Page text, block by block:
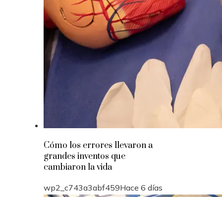
Cómo los errores llevaron a
grandes inventos que
cambiaron la vida
wp2_c743a3abf459Hace 6 días